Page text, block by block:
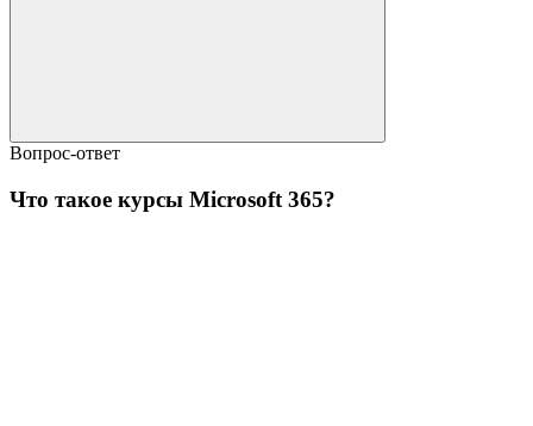
Вопрос-ответ
Что такое курсы Microsoft 365?